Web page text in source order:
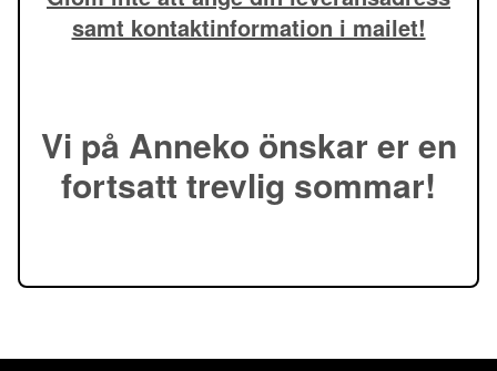
samt kontaktinformation i mailet!
Vi på Anneko önskar er en
fortsatt trevlig sommar!